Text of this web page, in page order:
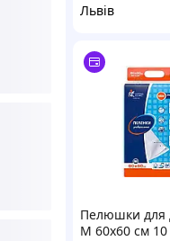
Львів
Пелюшки для
M 60x60 см